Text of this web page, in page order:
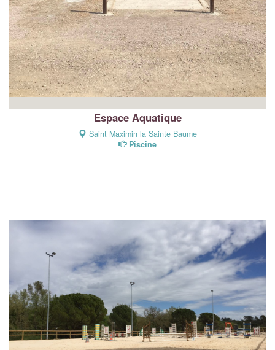
Espace Aquatique
Saint Maximin la Sainte Baume
Piscine